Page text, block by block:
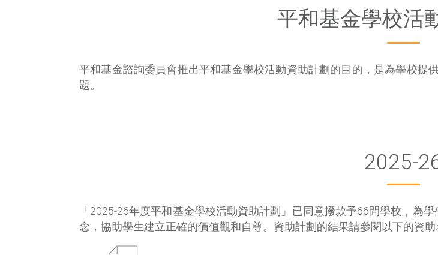
平和基金學校活
平和基金諮詢委員會推出平和基金學校活動資助計劃的目的，是為學校提
題。
2025-
「2025-26年度平和基金學校活動資助計劃」已同意撥款予66間學校，為
念，協助學生建立正確的價值觀和自尊。資助計劃的結果請參閱以下的資助